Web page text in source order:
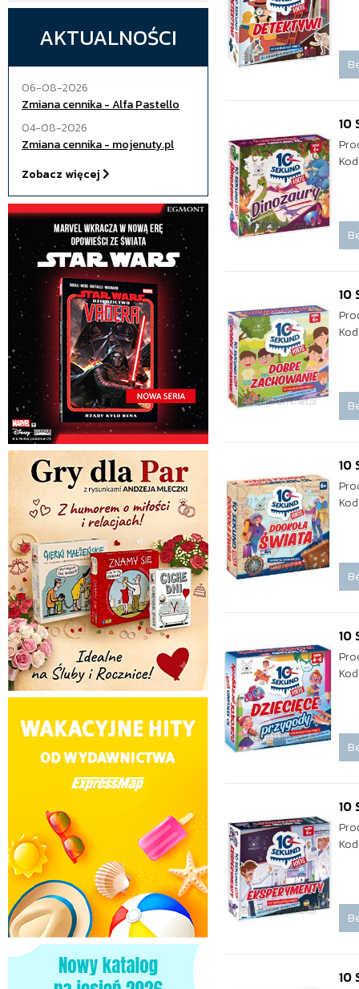
AKTUALNOŚCI
06-08-2026
Zmiana cennika - Alfa Pastello
04-08-2026
Zmiana cennika - mojenuty.pl
Zobacz więcej
10
10
10
10
10
10